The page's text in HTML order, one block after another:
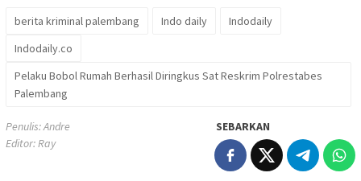
berita kriminal palembang Indo daily
Indodaily
Indodaily.co
Pelaku Bobol Rumah Berhasil Diringkus Sat Reskrim Polrestabes
Palembang
Penulis: Andre
Editor: Ray
SEBARKAN